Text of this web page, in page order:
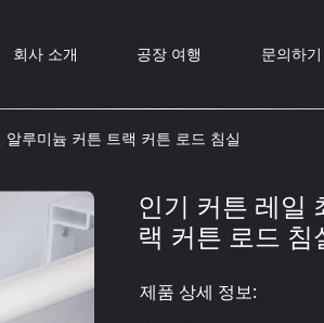
회사 소개 공장 여행 문의하기
루미늄 커튼 트랙 커튼 로드 침실
인기 커튼 레일
랙 커튼 로드 침
제품 상세 정보: